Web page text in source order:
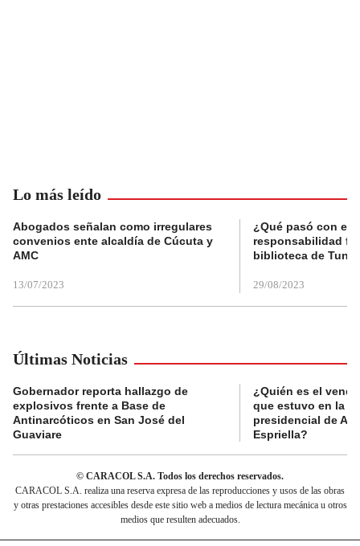
Lo más leído
Abogados señalan como irregulares
convenios ente alcaldía de Cúcuta y
AMC
13/07/2023
¿Qué pasó con el
responsabilidad
biblioteca de
29/08/2023
Últimas Noticias
Gobernador reporta hallazgo de
explosivos frente a Base de
Antinarcóticos en San José del
Guaviare
¿Quién es el
que estuvo en la
presidencial de
Espriella?
© CARACOL S.A. Todos los derechos reservados.
CARACOL S.A. realiza una reserva expresa de las reproducciones y usos de las obras
y otras prestaciones accesibles desde este sitio web a medios de lectura mecánica u otros
medios que resulten adecuados.